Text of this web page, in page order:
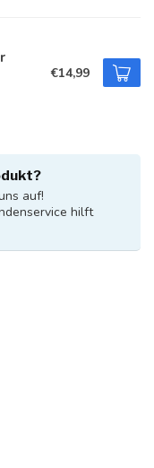
€14,99
auf!
hilft